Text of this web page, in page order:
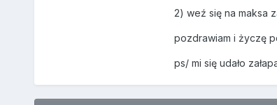
2) weź się na maksa
pozdrawiam i życzę
ps/ mi się udało